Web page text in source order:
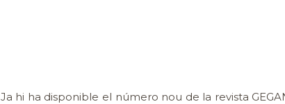
Ja hi ha disponible el número nou de la revista